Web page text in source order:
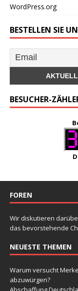
WordPress.org
BESTELLEN SIE
BESUCHER-
FOREN
Wir diskutieren
das bevorstehende
NEUESTE THEMEN
Warum versucht
abzuwürgen?